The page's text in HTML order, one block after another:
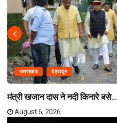
उत्तराखंड देहरादून
मंत्री खजान दास ने नदी किनारे बसे...
August 6, 2026